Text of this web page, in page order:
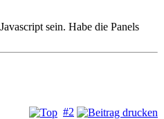
sein. Habe die Panels
#2